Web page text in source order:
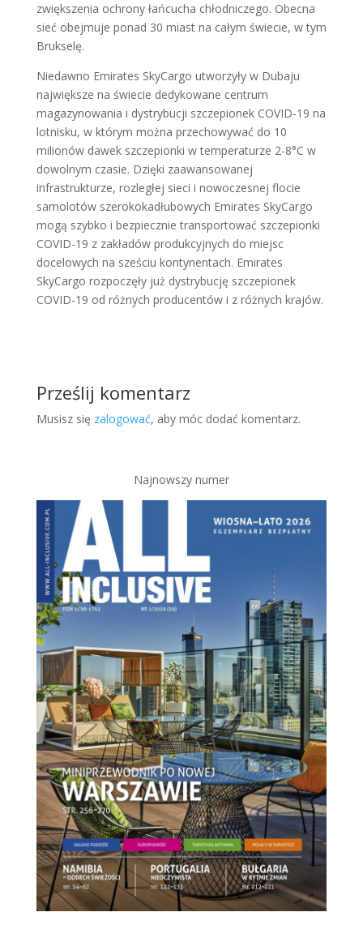
zwiększenia ochrony łańcucha chłodniczego. Obecna
sieć obejmuje ponad 30 miast na całym świecie, w tym
Brukselę.
Niedawno Emirates SkyCargo utworzyły w Dubaju
największe na świecie dedykowane centrum
magazynowania i dystrybucji szczepionek COVID-19 na
lotnisku, w którym można przechowywać do 10
milionów dawek szczepionki w temperaturze 2-8°C w
dowolnym czasie. Dzięki zaawansowanej
infrastrukturze, rozległej sieci i nowoczesnej flocie
samolotów szerokokadłubowych Emirates SkyCargo
mogą szybko i bezpiecznie transportować szczepionki
COVID-19 z zakładów produkcyjnych do miejsc
docelowych na sześciu kontynentach. Emirates
SkyCargo rozpoczęły już dystrybucję szczepionek
COVID-19 od różnych producentów i z różnych krajów.
Prześlij komentarz
Musisz się zalogować, aby móc dodać komentarz.
Najnowszy numer